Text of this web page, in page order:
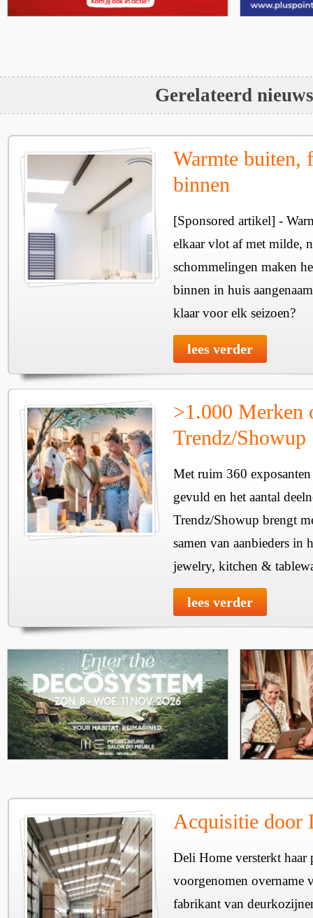
Gerelateerd nieuws
Warmte buiten,
binnen
[Sponsored artikel] -
elkaar vlot af met milde,
schommelingen maken
binnen in huis
klaar voor elk seizoen?
lees verder
>1.000 Merken
Trendz/Showup
Met ruim 360
gevuld en het aantal
Trendz/Showup brengt
samen van aanbieders in
jewelry, kitchen &
lees verder
Acquisitie door
Deli Home versterkt haar
voorgenomen overname
fabrikant van